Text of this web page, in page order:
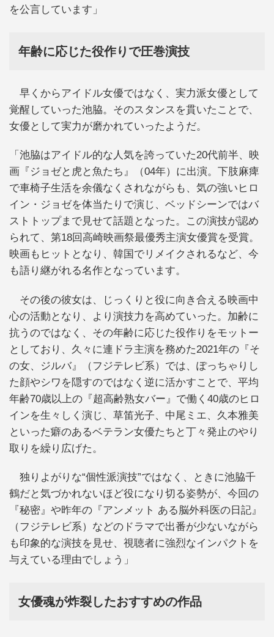
を公言しています」
年齢に応じた役作りで圧巻演技
早くからアイドル女優ではなく、実力派女優として
覚醒していった池脇。そのスタンスを貫いたことで、
女優として実力が磨かれていったようだ。
「池脇はアイドル的な人気を誇っていた20代前半、映
画『ジョゼと虎と魚たち』（04年）に出演。下肢麻痺
で車椅子生活を余儀なくされながらも、気の強いヒロ
イン・ジョゼを体当たりで演じ、ベッドシーンではバ
ストトップまで見せて話題となった。この演技が認め
られて、第18回高崎映画祭最優秀主演女優賞を受賞。
映画もヒットとなり、韓国でリメイクされるなど、今
も語り継がれる名作となっています。
その後の彼女は、じっくりと役に向き合える映画中
心の活動となり、より演技力を高めていった。加齢に
抗うのではなく、その年齢に応じた役作りをモットー
としており、久々に連ドラ主演を務めた2021年の『そ
の女、ジルバ』（フジテレビ系）では、ぽっちゃりし
た顔やシワを隠すのではなく逆に活かすことで、平均
年齢70歳以上の『超高齢熟女バー』で働く40歳のヒロ
インを生々しく演じ、草笛光子、中尾ミエ、久本雅美
といった癖のあるベテラン女優たちと丁々発止のやり
取りを繰り広げた。
独りよがりな“個性派演技”ではなく、ときに池脇千
鶴だと気づかれないほど役になり切る姿勢が、今回の
『秘密』や昨年の『アンメット ある脳外科医の日記』
（フジテレビ系）などのドラマで出番が少ないながら
も印象的な演技を見せ、視聴者に強烈なインパクトを
与えている理由でしょう」
女優魂が炸裂したおすすめの作品